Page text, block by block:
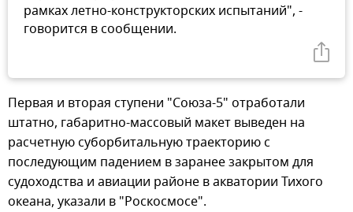
рамках летно-конструкторских испытаний", -
говорится в сообщении.
Первая и вторая ступени "Союза-5" отработали
штатно, габаритно-массовый макет выведен на
расчетную суборбитальную траекторию с
последующим падением в заранее закрытом для
судоходства и авиации районе в акватории Тихого
океана, указали в "Роскосмосе".